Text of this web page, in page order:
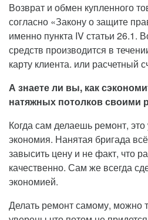
Возврат и обмен купленного
согласно «Закону о защите
именно пункта IV статьи 26.1.
средств производится в
карту клиента. или расчетный
А знаете ли вы, как
натяжных потолков своими
Когда сам делаешь ремонт,
экономия. Нанятая бригада
завысить цену и не факт, что
качественно. Сам же всегда
экономией.
Делать ремонт самому, можно